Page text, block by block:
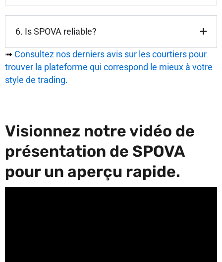
6. Is SPOVA reliable?
➟ Consultez nos derniers avis sur les courtiers pour
trouver la plateforme qui correspond le mieux à votre
style de trading.
Visionnez notre vidéo de
présentation de SPOVA
pour un aperçu rapide.